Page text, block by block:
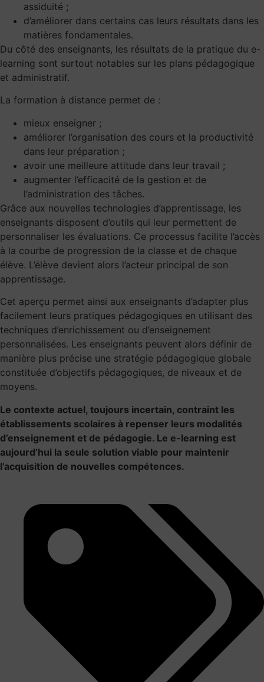
assiduité ;
d’améliorer dans certains cas leurs résultats dans les
matières fondamentales.
Du côté des enseignants, les résultats de la pratique du e-
learning sont surtout notables sur les plans pédagogique
et administratif.
La formation à distance permet de :
mieux enseigner ;
améliorer l’organisation des cours et la productivité
dans leur préparation ;
avoir une meilleure attitude dans leur travail ;
augmenter l’efficacité de la gestion et de
l’administration des tâches.
Grâce aux nouvelles technologies d’apprentissage, les
enseignants disposent d’outils qui leur permettent de
personnaliser les évaluations. Ce processus facilite l’accès
à la courbe de progression de la classe et de chaque
élève. L’élève devient alors l’acteur principal de son
apprentissage.
Cet aperçu permet ainsi aux enseignants d’adapter plus
facilement leurs pratiques pédagogiques en utilisant des
techniques d’enrichissement ou d’enseignement
personnalisées. Les enseignants peuvent alors définir de
manière plus précise une stratégie pédagogique globale
constituée d’objectifs pédagogiques, de niveaux et de
moyens.
Le contexte actuel, toujours incertain, contraint les
établissements scolaires à repenser leurs modalités
d’enseignement et de pédagogie. Le e-learning est
aujourd’hui la seule solution viable pour maintenir
l’acquisition de nouvelles compétences.